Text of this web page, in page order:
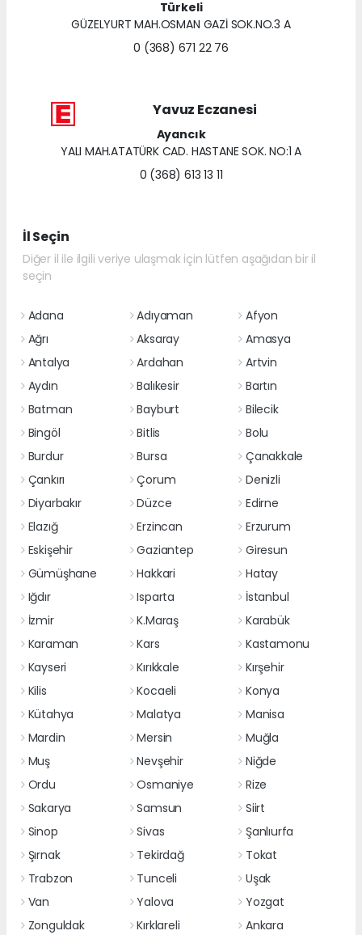
Türkeli
GÜZELYURT MAH.OSMAN GAZİ SOK.NO.3 A
0 (368) 671 22 76
Yavuz Eczanesi
Ayancık
YALI MAH.ATATÜRK CAD. HASTANE SOK. NO:1 A
0 (368) 613 13 11
İl Seçin
Diğer il ile ilgili veriye ulaşmak için lütfen aşağıdan bir il
seçin
Adana Adıyaman
Afyon
Ağrı
Aksaray
Amasya
Antalya
Ardahan
Artvin
Aydın
Balıkesir
Bartın
Batman
Bayburt
Bilecik
Bingöl
Bitlis
Bolu
Burdur
Bursa
Çanakkale
Çankırı
Çorum
Denizli
Diyarbakır
Düzce
Edirne
Elazığ
Erzincan
Erzurum
Eskişehir
Gaziantep
Giresun
Gümüşhane
Hakkari
Hatay
Iğdır
Isparta
İstanbul
İzmir
K.Maraş
Karabük
Karaman
Kars
Kastamonu
Kayseri
Kırıkkale
Kırşehir
Kilis
Kocaeli
Konya
Kütahya
Malatya
Manisa
Mardin
Mersin
Muğla
Muş
Nevşehir
Niğde
Ordu
Osmaniye
Rize
Sakarya
Samsun
Siirt
Sinop
Sivas
Şanlıurfa
Şırnak
Tekirdağ
Tokat
Trabzon
Tunceli
Uşak
Van
Yalova
Yozgat
Zonguldak
Kırklareli Ankara